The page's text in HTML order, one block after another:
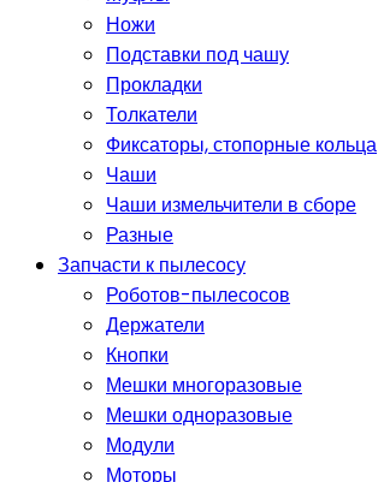
Ножи
Подставки под чашу
Прокладки
Толкатели
Фиксаторы, стопорные кольца
Чаши
Чаши измельчители в сборе
Разные
Запчасти к пылесосу
Роботов-пылесосов
Держатели
Кнопки
Мешки многоразовые
Мешки одноразовые
Модули
Моторы